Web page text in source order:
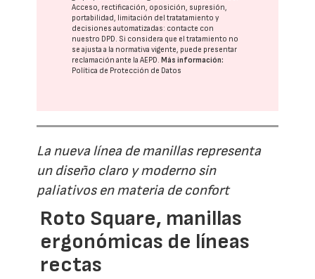
Acceso, rectificación, oposición, supresión,
portabilidad, limitación del tratatamiento y
decisiones automatizadas: contacte con
nuestro DPD. Si considera que el tratamiento no
se ajusta a la normativa vigente, puede presentar
reclamación ante laAEPD. Más información:
Política de Protección de Datos
La nueva línea de manillas representa
un diseño claro y moderno sin
paliativos en materia de confort
Roto Square, manillas
ergonómicas de líneas
rectas